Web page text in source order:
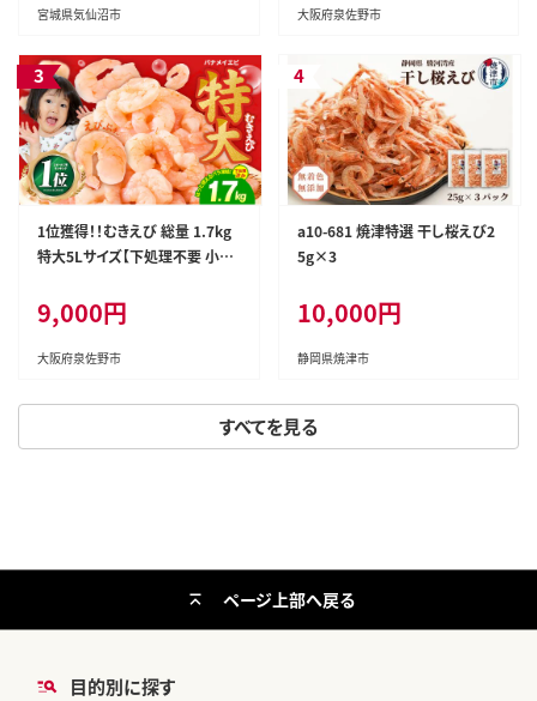
すべてを見る
び むき海老 魚介 エビ 海老 小分
宮城県気仙沼市 大阪府泉佐野市
1位獲得！！むきえび 総量 1.7kg
特大5Lサイズ【下処理不要 小分
い バナメイエビ バラ凍結】 G41
42
9,000円
大阪府泉佐野市
a10-681 焼津特選 干し桜えび2
5g×3
10,000円
静岡県焼津市
目的別に探す
ページ上部へ戻る